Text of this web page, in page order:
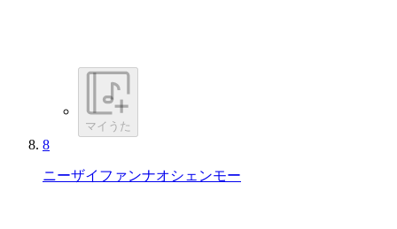
マイうた
8
ニーザイファンナオシェンモー